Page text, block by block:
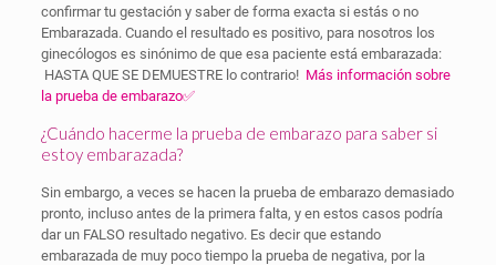
confirmar tu gestación y saber de forma exacta si estás o no
Embarazada. Cuando el resultado es positivo, para nosotros los
ginecólogos es sinónimo de que esa paciente está embarazada:
HASTA QUE SE DEMUESTRE lo contrario! Más información sobre
la prueba de embarazo✅
¿Cuándo hacerme la prueba de embarazo para saber si
estoy embarazada?
Sin embargo, a veces se hacen la prueba de embarazo demasiado
pronto, incluso antes de la primera falta, y en estos casos podría
dar un FALSO resultado negativo. Es decir que estando
embarazada de muy poco tiempo la prueba de negativa, por la